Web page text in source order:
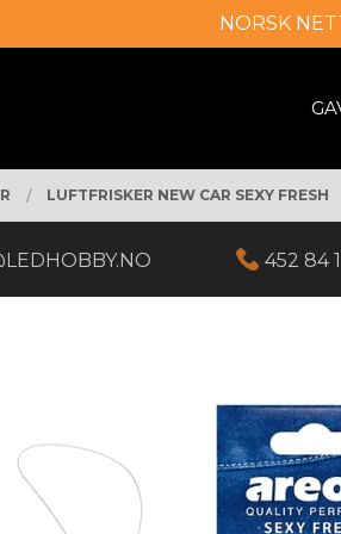
NORSK
LUFTFRISKER NEW CAR SEXY FRESH
452 84